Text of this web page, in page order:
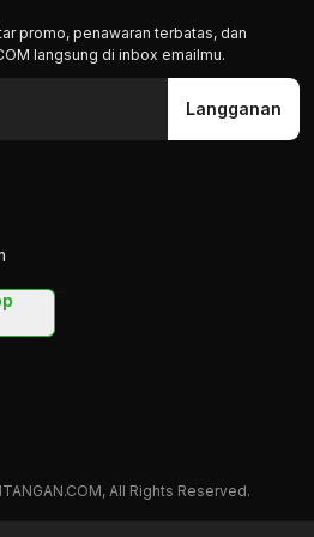
promo, penawaran terbatas, dan
langsung di inbox emailmu.
Langganan
All Rights Reserved.